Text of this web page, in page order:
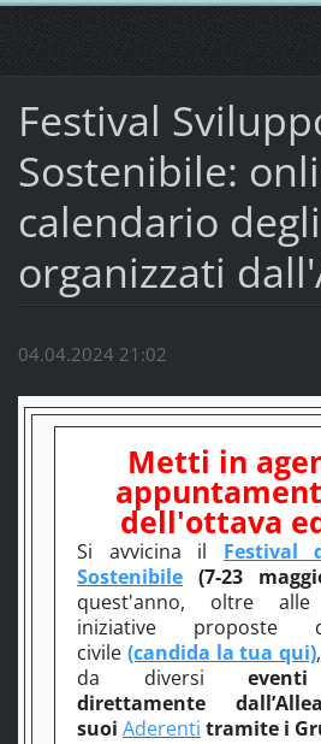
Festival
Sostenibile:
calendario
organizzati
04.04.2024 21:02
Metti in
dell'ottava
Si avvicina il Festival
Sostenibile (7-23
quest'anno, oltre alle
iniziative proposte
civile (candida la tua qui)
da diversi
direttamente
suoi Aderenti tramite i